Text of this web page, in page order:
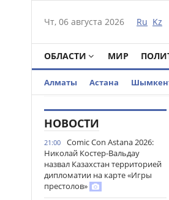
Чт, 06 августа 2026 Ru Kz
ОБЛАСТИ МИР
Алматы Астана
НОВОСТИ
21:00
Comic Con Astana 2026:
Николай Костер-Вальдау
назвал Казахстан территорией
дипломатии на карте «Игры
престолов»